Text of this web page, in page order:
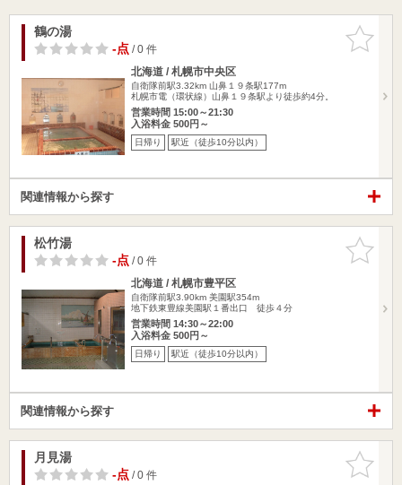
お気に入
りに追加
鶴の湯
-点/ 0 件
北海道 / 札幌市中央区
自衛隊前駅3.32km 山鼻１９条駅177m
札幌市電（環状線）山鼻１９条駅より徒歩約4分。
営業時間 15:00～21:30
入浴料金 500円～
日帰り 駅近（徒歩10分以内）
関連情報から探す
お気に入
りに追加
松竹湯
-点/ 0 件
北海道 / 札幌市豊平区
自衛隊前駅3.90km 美園駅354m
地下鉄東豊線美園駅１番出口 徒歩４分
営業時間 14:30～22:00
入浴料金 500円～
日帰り 駅近（徒歩10分以内）
関連情報から探す
お気に入
りに追加
月見湯
-点/ 0 件